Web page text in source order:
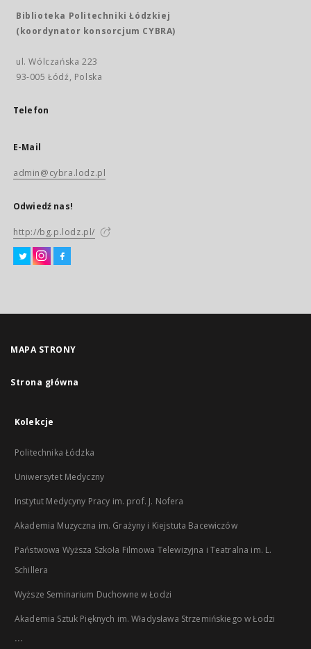
Biblioteka Politechniki Łódzkiej
(koordynator konsorcjum CYBRA)
ul. Wólczańska 223
93-005 Łódź, Polska
Telefon
E-Mail
admin@cybra.lodz.pl
Odwiedź nas!
http://bg.p.lodz.pl/
MAPA STRONY
Strona główna
Kolekcje
Politechnika Łódzka
Uniwersytet Medyczny
Instytut Medycyny Pracy im. prof. J. Nofera
Akademia Muzyczna im. Grażyny i Kiejstuta Bacewiczów
Państwowa Wyższa Szkoła Filmowa Telewizyjna i Teatralna im. L.
Schillera
Wyższe Seminarium Duchowne w Łodzi
Akademia Sztuk Pięknych im. Władysława Strzemińskiego w Łodzi
...